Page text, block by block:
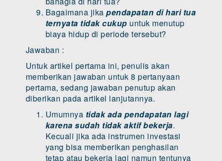
Bagaimana jikapendapatan di hari tua
ternyata tidak cukup untuk menutup
biaya hidup di periode tersebut?
Jawaban :
Untuk artikel pertama ini, penulis akan
memberikan jawaban untuk 8 pertanyaan
pertama, sedang jawaban penutup akan
diberikan pada artikel lanjutannya.
Umumnya tidak ada pendapatan lagi
karena sudah tidak aktif bekerja.
Kecuali jika ada instrumen investasi
yang bisa memberikan penghasilan
tetap atau bekerja lagi namun tentunya